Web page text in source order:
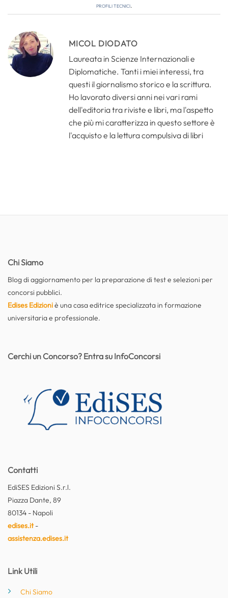
profili tecnici.
MICOL DIODATO
Laureata in Scienze Internazionali e
Diplomatiche. Tanti i miei interessi, tra
questi il giornalismo storico e la scrittura.
Ho lavorato diversi anni nei vari rami
dell'editoria tra riviste e libri, ma l'aspetto
che più mi caratterizza in questo settore è
l'acquisto e la lettura compulsiva di libri
Chi Siamo
Blog di aggiornamento per la preparazione di test e selezioni per
concorsi pubblici.
Edises Edizioniè una casa editrice specializzata in formazione
universitaria e professionale.
Contatti
EdiSES Edizioni S.r.l.
Piazza Dante, 89
80134 - Napoli
edises.it-
assistenza.edises.it
Link Utili
Chi Siamo
Cerchi un Concorso? Entra su InfoConcorsi